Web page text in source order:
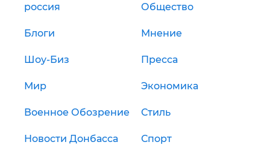
россия Общество
Блоги Мнение
Шоу-Биз Пресса
Мир Экономика
Военное Обозрение Стиль
Новости Донбасса Спорт